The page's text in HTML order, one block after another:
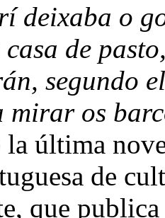
deixaba o
de
segundo
mirar os
la última
de
que